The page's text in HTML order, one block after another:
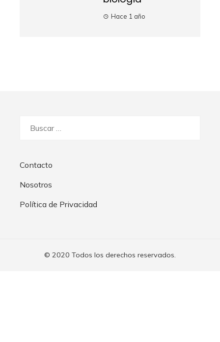
Hace 1 año
Contacto
Nosotros
Política de Privacidad
© 2020 Todos los derechos reservados.